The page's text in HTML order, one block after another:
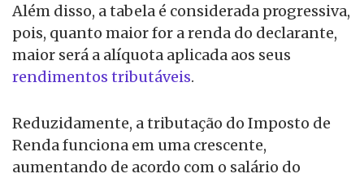
Além disso, a tabela é considerada progressiva,
pois, quanto maior for a renda do declarante,
maior será a alíquota aplicada aos seus
rendimentos tributáveis.
Reduzidamente, a tributação do Imposto de
Renda funciona em uma crescente,
aumentando de acordo com o salário do